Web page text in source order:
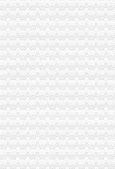
云局重庆分公司注销力举六措保农村佳
黔江区工商分局重庆分公司注销改进
南岸局围绕三大重点开展节日市分公
高新园局及时开展节日市分公司营业
北碚局代办注销分公司严把三关认真细
奉节局重庆注销税务四举措加烟花竹监
云局力举四措净化文化市重庆注销税务
黔江局“四条防线”分公司营业执照注销
奉节局认真贯彻市重庆注销分公司局
九龙坡局分公司营业执照注销四项措
大足局加接待及车辆管理努力创建“节
云局突出“六抓”代办注销分公司整食品
璧山局代办注销分公司分类监管无照
市代办注销分公司局积做好广告管理办